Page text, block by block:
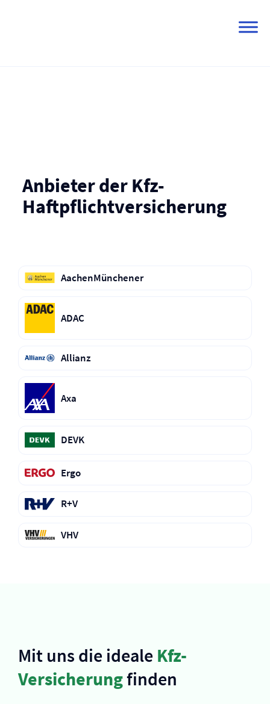
Anbieter der Kfz-
Haftpflicht­versicherung
AachenMünchener
ADAC
Allianz
Axa
DEVK
Ergo
R+V
VHV
Mit uns die ideale Kfz-
Versicherungfinden